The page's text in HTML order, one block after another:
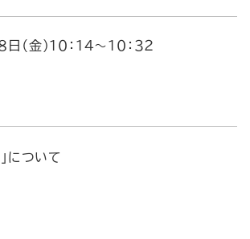
（金）１０：１４～１０：３２
」について